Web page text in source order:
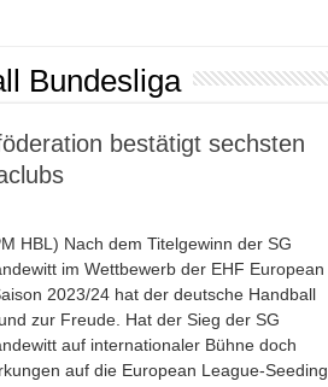
Bundesliga
bestätigt sechsten
HBL) Nach dem Titelgewinn der SG
im Wettbewerb der EHF European
2023/24 hat der deutsche Handball
zur Freude. Hat der Sieg der SG
auf internationaler Bühne doch
auf die European League-Seeding